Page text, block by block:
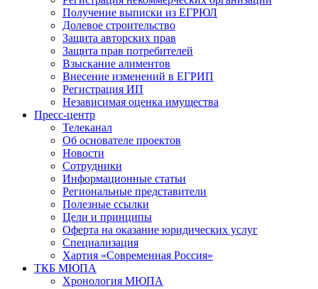
Получение выписки из ЕГРЮЛ
Долевое строительство
Защита авторских прав
Защита прав потребителей
Взыскание алиментов
Внесение изменений в ЕГРИП
Регистрация ИП
Независимая оценка имущества
Пресс-центр
Телеканал
Об основателе проектов
Новости
Сотрудники
Информационные статьи
Региональные представители
Полезные ссылки
Цели и принципы
Оферта на оказание юридических услуг
Специализация
Хартия «Современная Россия»
ТКБ МЮПА
Хронология МЮПА